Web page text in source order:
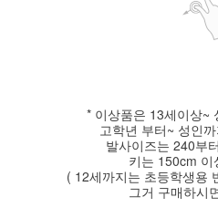
* 이상품은 13세이상~
고학년 부터~ 성인
발사이즈는 240부
키는 150cm 이
( 12세까지는 초등학생용
그거 구매하시